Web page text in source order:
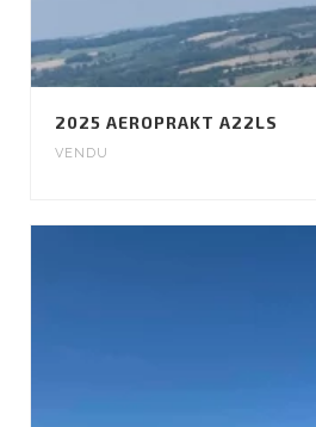
2025 AEROPRAKT A22LS
VENDU